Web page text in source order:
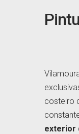
costeiro
exterior